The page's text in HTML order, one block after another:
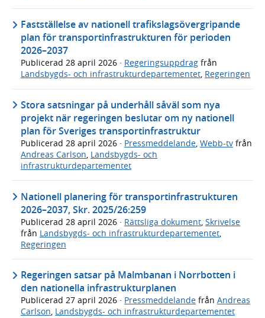
Fastställelse av nationell trafikslagsövergripande
plan för transportinfrastrukturen för perioden
2026–2037
Publicerad 28 april 2026 · Regeringsuppdrag från
Landsbygds- och infrastrukturdepartementet, Regeringen
Stora satsningar på underhåll såväl som nya
projekt när regeringen beslutar om ny nationell
plan för Sveriges transportinfrastruktur
Publicerad 28 april 2026 · Pressmeddelande, Webb-tv från
Andreas Carlson, Landsbygds- och
infrastrukturdepartementet
Nationell planering för transportinfrastrukturen
2026–2037, Skr. 2025/26:259
Publicerad 28 april 2026 · Rättsliga dokument Skrivelse
från Landsbygds- och infrastrukturdepartementet
Regeringen
Regeringen satsar på Malmbanan i Norrbotten i
den nationella infrastrukturplanen
Publicerad 27 april 2026 · Pressmeddelande från Andreas
Carlson, Landsbygds- och infrastrukturdepartementet